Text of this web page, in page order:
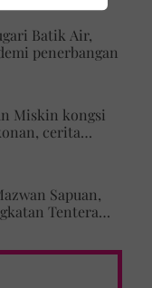
Batik Air,
penerbangan
Miskin kongsi
cerita
Sapuan,
Tentera